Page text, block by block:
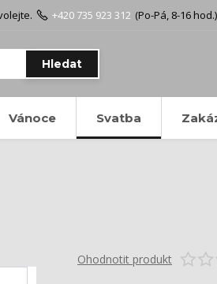
Hledat
+420 735 923 312 (Po-Pá, 8-16 hod.)
Vánoce Svatba
Ohodnotit produkt